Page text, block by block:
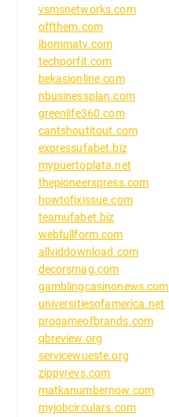
vsmsnetworks.com
offthem.com
ibommatv.com
techporfit.com
bekasionline.com
nbusinessplan.com
greenlife360.com
cantshoutitout.com
expressufabet.biz
mypuertoplata.net
thepioneerxpress.com
howtofixissue.com
teamufabet.biz
webfullform.com
allviddownload.com
decorsmag.com
gamblingcasinonews.com
universitiesofamerica.net
progameofbrands.com
qbreview.org
servicewueste.org
zippyrevs.com
matkanumbernow.com
myjobcirculars.com